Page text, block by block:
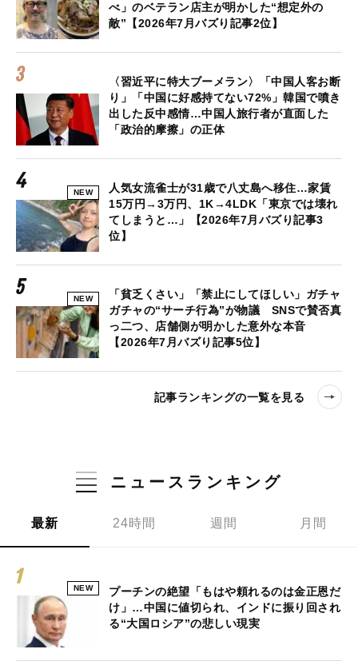
べ」のベテラン店主が明かした“想定外の
敵”【2026年7月バズり記事2位】
〈習近平に特大ブーメラン〉「中国人客お断
り」「中国に好感持てない72%」韓国で噴き
出した反中感情…中国人旅行者が直面した
「政治的摩擦」の正体
NEW
人気女流雀士が31歳で八丈島へ移住…家賃
15万円→3万円、1K→4LDK「東京では壊れ
てしまうと…」【2026年7月バズり記事3
位】
NEW
「貧乏くさい」「禁止にしてほしい」ガチャ
ガチャの“サーチ行為”が物議 SNSで賛否真
っ二つ、店舗側が明かした意外な本音
【2026年7月バズり記事5位】
記事ランキングの一覧を見る
ニュースランキング
最新 24時間 週間 月間
NEW
プーチンの絶望「もはや頼れるのは金正恩だ
け」…中国に値切られ、インドに振り回され
る“大国ロシア”の悲しい現実